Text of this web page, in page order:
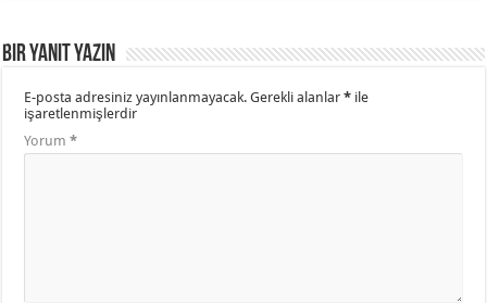
Bir yanıt yazın
E-posta adresiniz yayınlanmayacak. Gerekli alanlar* ile
işaretlenmişlerdir
Yorum*